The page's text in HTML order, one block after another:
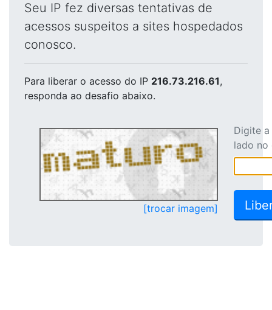
Seu IP fez diversas tentativas de
acessos suspeitos a sites hospedados
conosco.
Para liberar o acesso do IP 216.73.216.61,
responda ao desafio abaixo.
[trocar imagem]
Digite
lado no